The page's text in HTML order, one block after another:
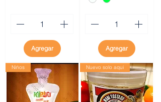
Agregar Agregar
Nińos Nuevo solo aqui